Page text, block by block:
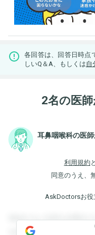
各回答は、回答日時点
しいQ＆A、もしくは自
2名の医
耳鼻咽喉科の医
利用規約 と
同意のうえ、
AskDoctorsお役
登録すると回答を閲覧
を閲覧することができ